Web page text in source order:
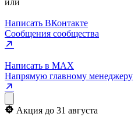
или
Написать ВКонтакте
Сообщения сообщества
Написать в MAX
Напрямую главному менеджеру
Акция до 31 августа